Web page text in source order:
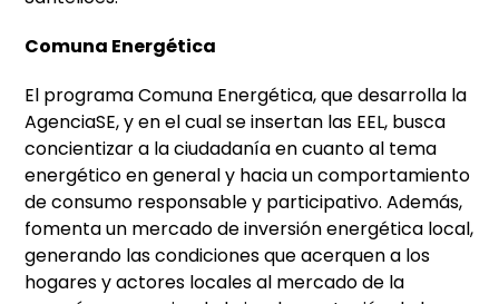
Comuna Energética
El programa Comuna Energética, que desarrolla la
AgenciaSE, y en el cual se insertan las EEL, busca
concientizar a la ciudadanía en cuanto al tema
energético en general y hacia un comportamiento
de consumo responsable y participativo. Además,
fomenta un mercado de inversión energética local,
generando las condiciones que acerquen a los
hogares y actores locales al mercado de la